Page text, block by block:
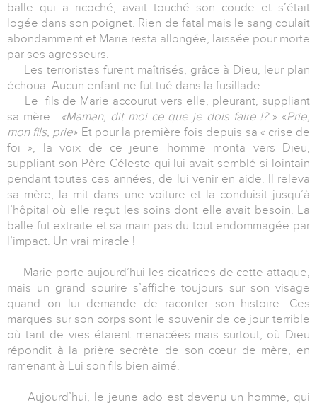
balle qui a ricoché, avait touché son coude et s’était
logée dans son poignet. Rien de fatal mais le sang coulait
abondamment et Marie resta allongée, laissée pour morte
par ses agresseurs.
Les terroristes furent maîtrisés, grâce à Dieu, leur plan
échoua. Aucun enfant ne fut tué dans la fusillade.
Le fils de Marie accourut vers elle, pleurant, suppliant
sa mère : «Maman, dit moi ce que je dois faire !?» «Prie,
mon fils, prie» Et pour la première fois depuis sa « crise de
foi », la voix de ce jeune homme monta vers Dieu,
suppliant son Père Céleste qui lui avait semblé si lointain
pendant toutes ces années, de lui venir en aide. Il releva
sa mère, la mit dans une voiture et la conduisit jusqu’à
l’hôpital où elle reçut les soins dont elle avait besoin. La
balle fut extraite et sa main pas du tout endommagée par
l’impact. Un vrai miracle !
Marie porte aujourd’hui les cicatrices de cette attaque,
mais un grand sourire s’affiche toujours sur son visage
quand on lui demande de raconter son histoire. Ces
marques sur son corps sont le souvenir de ce jour terrible
où tant de vies étaient menacées mais surtout, où Dieu
répondit à la prière secrète de son cœur de mère, en
ramenant à Lui son fils bien aimé.
Aujourd’hui, le jeune ado est devenu un homme, qui